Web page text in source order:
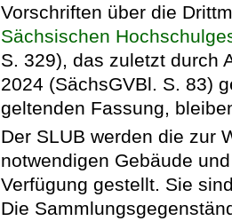
Vorschriften über die
Sächsischen
S. 329), das zuletzt durch
2024 (SächsGVBl. S. 83)
geltenden Fassung,
Der SLUB werden die zur
notwendigen Gebäude
Verfügung gestellt. Sie
Die